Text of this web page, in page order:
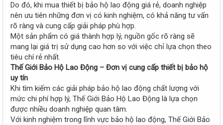
Do đó, khi mua thiết bị bảo hộ lao động giá rẻ, doanh nghiệp
nên ưu tiên những đơn vị có kinh nghiệm, có khả năng tư vấn
rõ ràng và cung cấp giải pháp phù hợp.
Một sản phẩm có giá thành hợp lý, nguồn gốc rõ ràng sẽ
mang lại giá trị sử dụng cao hơn so với việc chỉ lựa chọn theo
tiêu chí rẻ nhất.
Thế Giới Bảo Hộ Lao Động – Đơn vị cung cấp thiết bị bảo hộ
uy tín
Khi tìm kiếm các giải pháp bảo hộ lao động chất lượng với
mức chi phí hợp lý, Thế Giới Bảo Hộ Lao Động là lựa chọn
được nhiều doanh nghiệp quan tâm.
Với kinh nghiệm trong lĩnh vực bảo hộ lao động, Thế Giới Bảo